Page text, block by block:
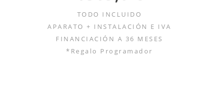
TODO INCLUIDO
APARATO + INSTALACIÓN E IVA
FINANCIACIÓN A 36 MESES
*Regalo Programador